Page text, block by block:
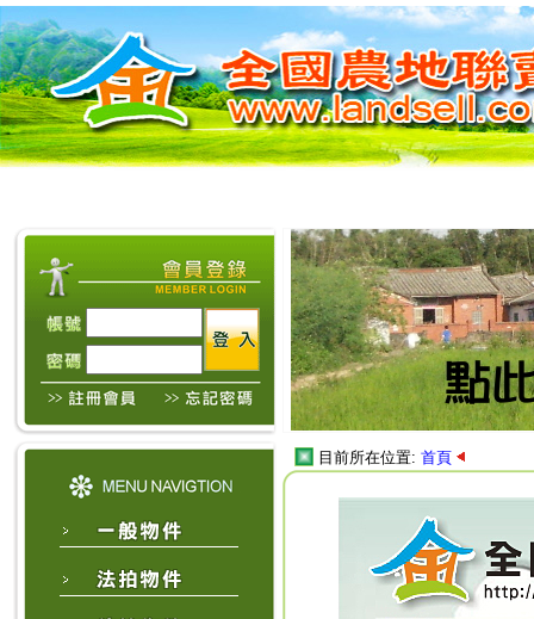
目前所在位置: 首頁